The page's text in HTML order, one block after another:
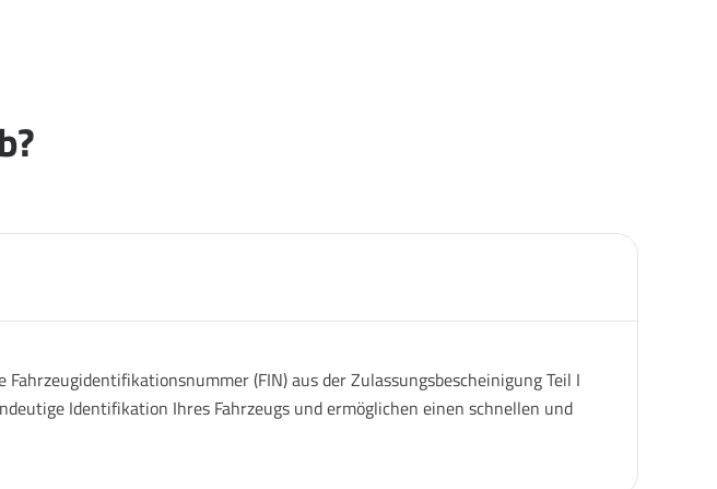
(FIN) aus der Zulassungsbescheinigung Teil I
Identifikation Ihres Fahrzeugs und ermöglichen einen schnellen und